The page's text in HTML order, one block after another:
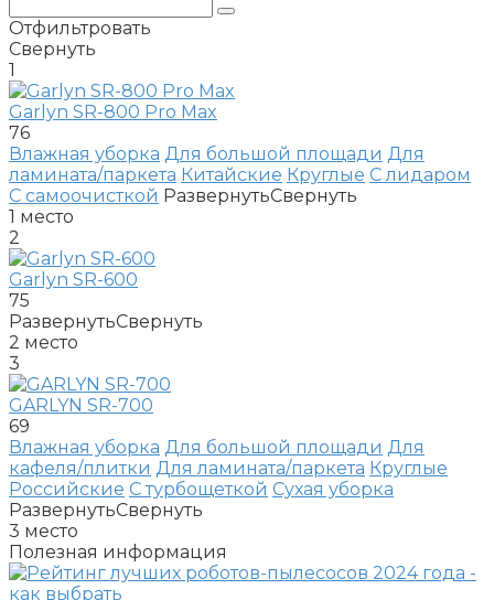
Отфильтровать
Свернуть
1
Garlyn SR-800 Pro Max
76
Влажная уборка Для большой площади Для
ламината/паркета Китайские Круглые С лидаром
С самоочисткой РазвернутьСвернуть
1 место
2
Garlyn SR-600
75
РазвернутьСвернуть
2 место
3
GARLYN SR-700
69
Влажная уборка Для большой площади Для
кафеля/плитки Для ламината/паркета Круглые
Российские С турбощеткой Сухая уборка
РазвернутьСвернуть
3 место
Полезная информация